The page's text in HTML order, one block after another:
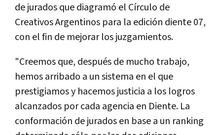
de jurados que diagramó el Cí­rculo de
Creativos Argentinos para la edición diente 07,
con el fin de mejorar los juzgamientos.
"Creemos que, después de mucho trabajo,
hemos arribado a un sistema en el que
prestigiamos y hacemos justicia a los logros
alcanzados por cada agencia en Diente. La
conformación de jurados en base a un ranking